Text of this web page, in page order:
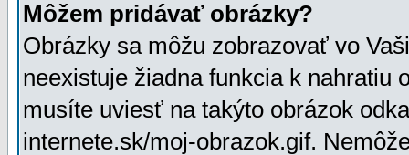
Môžem pridávať obrázky?
Obrázky sa môžu zobrazovať vo
neexistuje žiadna funkcia k nahratiu
musíte uviesť na takýto obrázok
internete.sk/moj-obrazok.gif.